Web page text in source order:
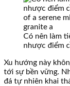
Có nên làm
nhược điểm
Xu hướng này
tới sự bền vững.
đá tự nhiên khai